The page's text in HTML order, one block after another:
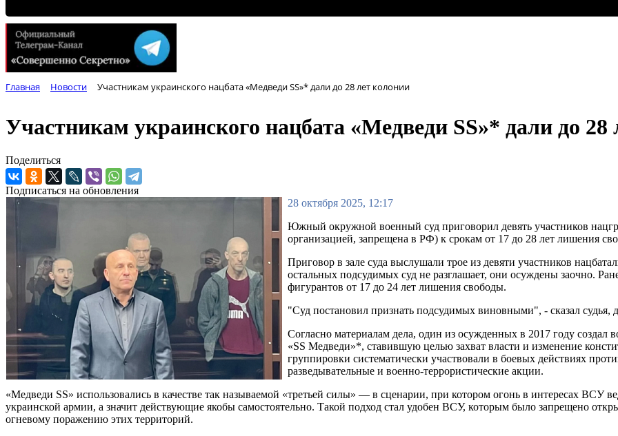
Главная Новости Участникам украинского нацбата «Медведи SS»* дали до 28 лет колонии
Участникам украинского нацбата «Медведи SS»* дали до 28
Поделиться
Подписаться на обновления
28 октября 2025, 12:17
Южный окружной военный суд приговорил девять участников
организацией, запрещена в РФ) к срокам от 17 до 28 лет лишения
Приговор в зале суда выслушали трое из девяти участников
остальных подсудимых суд не разглашает, они осуждены заочно.
фигурантов от 17 до 24 лет лишения свободы.
"Суд постановил признать подсудимых виновными", - сказал судья,
Согласно материалам дела, один из осужденных в 2017 году
«SS Медведи»*, ставившую целью захват власти и изменение
группировки систематически участвовали в боевых действиях
разведывательные и военно-террористические акции.
«Медведи SS» использовались в качестве так называемой «третьей силы» — в сценарии, при котором огонь в интересах ВСУ
украинской армии, а значит действующие якобы самостоятельно. Такой подход стал удобен ВСУ, которым было запрещено
огневому поражению этих территорий.